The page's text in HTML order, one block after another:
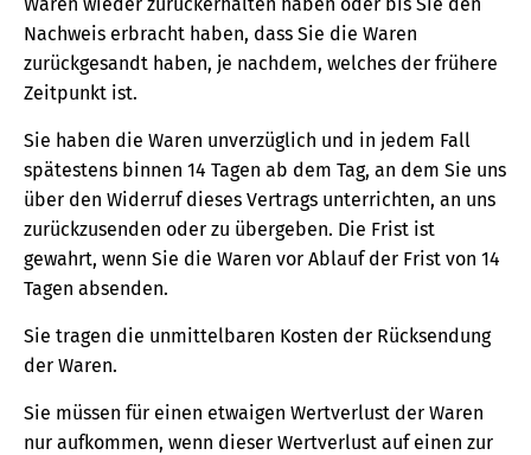
Nachweis erbracht haben, dass Sie die Waren
zurückgesandt haben, je nachdem, welches der frühere
Zeitpunkt ist.
Sie haben die Waren unverzüglich und in jedem Fall
spätestens binnen 14 Tagen ab dem Tag, an dem Sie uns
über den Widerruf dieses Vertrags unterrichten, an uns
zurückzusenden oder zu übergeben. Die Frist ist
gewahrt, wenn Sie die Waren vor Ablauf der Frist von 14
Tagen absenden.
Sie tragen die unmittelbaren Kosten der Rücksendung
der Waren.
Sie müssen für einen etwaigen Wertverlust der Waren
nur aufkommen, wenn dieser Wertverlust auf einen zur